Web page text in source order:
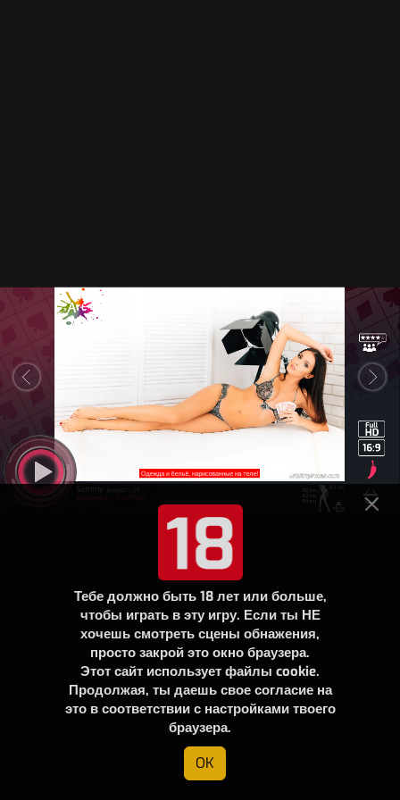
Тебе должно быть 18 лет или больше,
чтобы играть в эту игру. Если ты НЕ
хочешь смотреть сцены обнажения,
просто закрой это окно браузера.
Этот сайт использует файлы cookie.
Продолжая, ты даешь свое согласие на
это в соответствии с настройками твоего
браузера.
OK